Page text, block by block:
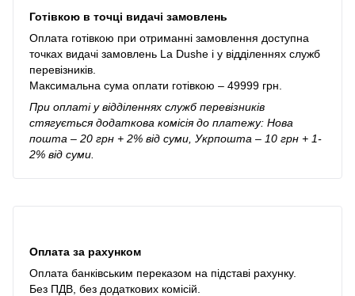
Готівкою в точці видачі замовлень
Оплата готівкою при отриманні замовлення доступна
точках видачі замовлень La Dushe і у відділеннях служб
перевізників.
Максимальна сума оплати готівкою – 49999 грн.
При оплаті у відділеннях служб перевізників
стягується додаткова комісія до платежу: Нова
пошта – 20 грн + 2% від суми, Укрпошта – 10 грн + 1-
2% від суми.
Оплата за рахунком
Оплата банківським переказом на підставі рахунку.
Без ПДВ, без додаткових комісій.